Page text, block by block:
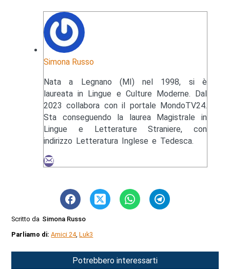
Simona Russo
Nata a Legnano (MI) nel 1998, si è
laureata in Lingue e Culture Moderne. Dal
2023 collabora con il portale MondoTV24.
Sta conseguendo la laurea Magistrale in
Lingue e Letterature Straniere, con
indirizzo Letteratura Inglese e Tedesca.
Scritto da Simona Russo
Parliamo di:Amici 24,Luk3
Potrebbero interessarti